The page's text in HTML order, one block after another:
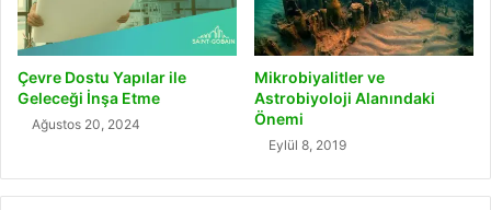
Çevre Dostu Yapılar ile
Geleceği İnşa Etme
Ağustos 20, 2024
Mikrobiyalitler ve
Astrobiyoloji Alanındaki
Önemi
Eylül 8, 2019